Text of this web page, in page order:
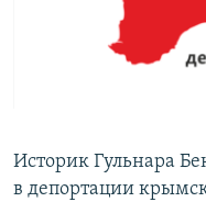
ПОБЕДИТЕЛЕЙ НЕ СУДЯТ?
КРЫМ.НЕПОКОРЕННЫЙ
ПРИСОЕДИНЯЙТЕСЬ!
Все сайты RFE/RL
Историк Гульнара
в депортации